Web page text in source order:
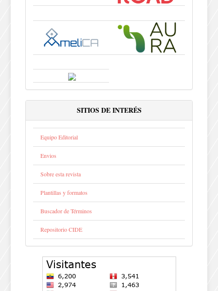
SITIOS DE INTERÉS
Equipo Editorial
Envios
Sobre esta revista
Plantillas y formatos
Buscador de Términos
Repositorio CIDE